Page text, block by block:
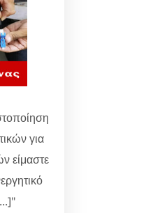
για
είμαστε